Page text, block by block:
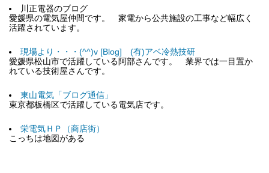
川正電器のブログ
愛媛県の電気屋仲間です。 家電から公共施設の工事など幅広く
活躍されています。
現場より・・・(^^)v [Blog] (有)アベ冷熱技研
愛媛県松山市で活躍している阿部さんです。 業界では一目置か
れている技術屋さんです。
東山電気「ブログ通信」
東京都板橋区で活躍している電気店です。
栄電気ＨＰ（商店街）
こっちは地図がある